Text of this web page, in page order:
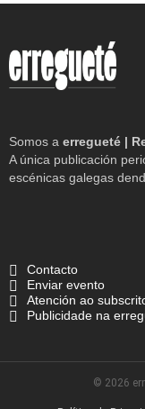
Somos a erregueté |
A única publicación
escénicas galegas
Contacto
Enviar evento
Atención ao
Publicidade na
© 2026